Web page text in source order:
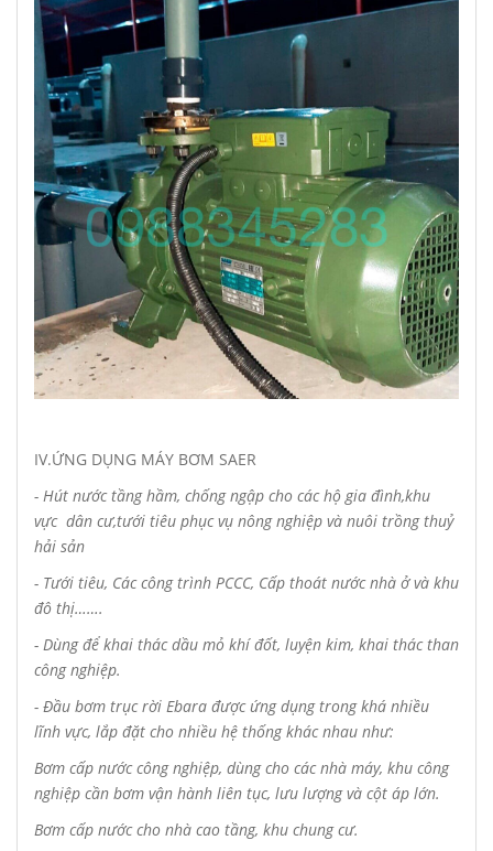
IV.ỨNG DỤNG MÁY BƠM SAER
- Hút nước tầng hầm, chống ngập cho các hộ gia đình,khu
vực dân cư,tưới tiêu phục vụ nông nghiệp và nuôi trồng thuỷ
hải sản
- Tưới tiêu, Các công trình PCCC, Cấp thoát nước nhà ở và khu
đô thị…….
- Dùng để khai thác dầu mỏ khí đốt, luyện kim, khai thác than
công nghiệp.
- Đầu bơm trục rời Ebara được ứng dụng trong khá nhiều
lĩnh vực, lắp đặt cho nhiều hệ thống khác nhau như:
Bơm cấp nước công nghiệp, dùng cho các nhà máy, khu công
nghiệp cần bơm vận hành liên tục, lưu lượng và cột áp lớn.
Bơm cấp nước cho nhà cao tầng, khu chung cư.